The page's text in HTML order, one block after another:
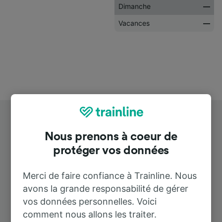
Dimanche
—
Vacances
—
Destinations populaires depuis
Schweich (DB)
Nous prenons à coeur de
protéger vos données
Merci de faire confiance à Trainline. Nous
avons la grande responsabilité de gérer
vos données personnelles. Voici
comment nous allons les traiter.